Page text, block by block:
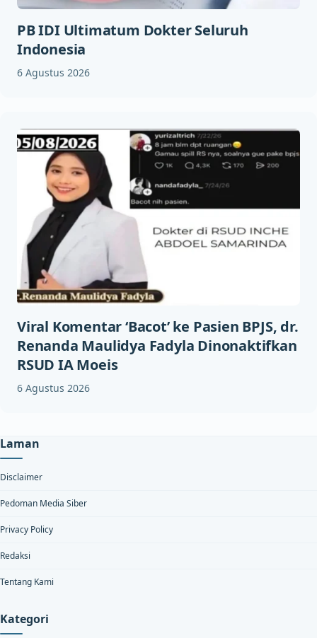
PB IDI Ultimatum Dokter Seluruh
Indonesia
6 Agustus 2026
Viral Komentar ‘Bacot’ ke Pasien BPJS, dr.
Renanda Maulidya Fadyla Dinonaktifkan
RSUD IA Moeis
6 Agustus 2026
Laman
Disclaimer
Pedoman Media Siber
Privacy Policy
Redaksi
Tentang Kami
Kategori